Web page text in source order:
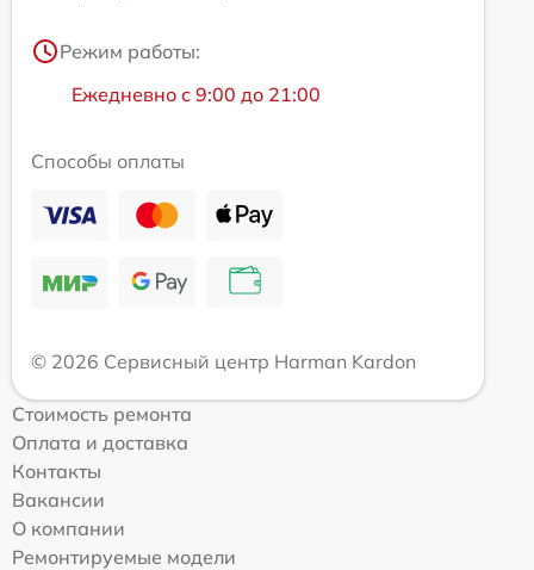
Режим работы:
Ежедневно с 9:00 до 21:00
Способы оплаты
© 2026 Сервисный центр Harman Kardon
Стоимость ремонта
Оплата и доставка
Контакты
Вакансии
О компании
Ремонтируемые модели